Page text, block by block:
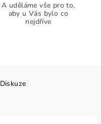
A uděláme vše pro to,
aby u Vás bylo co
nejdříve
Diskuze